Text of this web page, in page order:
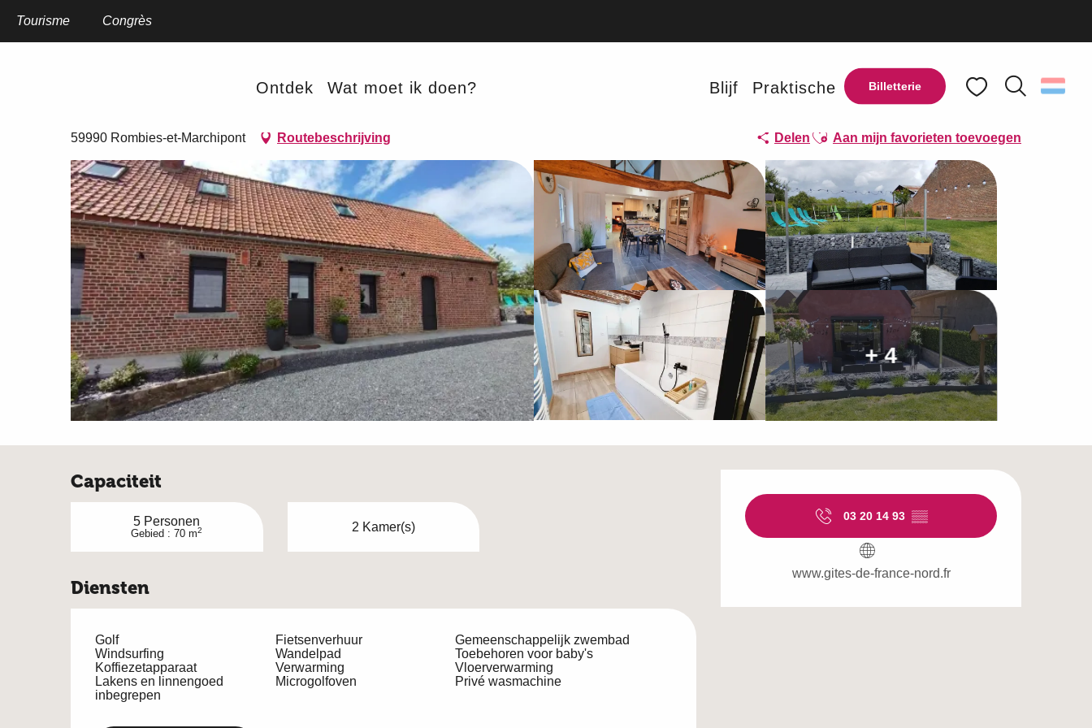
Billetterie
Tourisme Congrès
Ontdek Wat moet ik doen? Blijf Praktische
Art'monie
59990 Rombies-et-Marchipont Routebeschrijving Delen Ajouter aux favoris
Aan mijn favorieten toevoegen
+ 4
Openingstijden en
03 20 14 93 ▒▒
www.gites-de-france-nord.fr
Capaciteit
5 Personen
Gebied : 70 m2 2 Kamer(s)
Diensten
Golf Fietsenverhuur
Gemeenschappelijk zwembad
Windsurfing
Wandelpad
Toebehoren voor baby's
Koffiezetapparaat
Verwarming
Vloerverwarming
Lakens en linnengoed
inbegrepen
Microgolfoven Privé wasmachine